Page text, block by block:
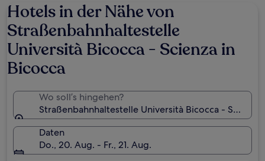
Hotels in der Nähe von
Straßenbahnhaltestelle
Università Bicocca - Scienza in
Bicocca
Wo soll’s hingehen?
Straßenbahnhaltestelle Università Bicocca -
Daten
Do., 20. Aug. - Fr., 21. Aug.